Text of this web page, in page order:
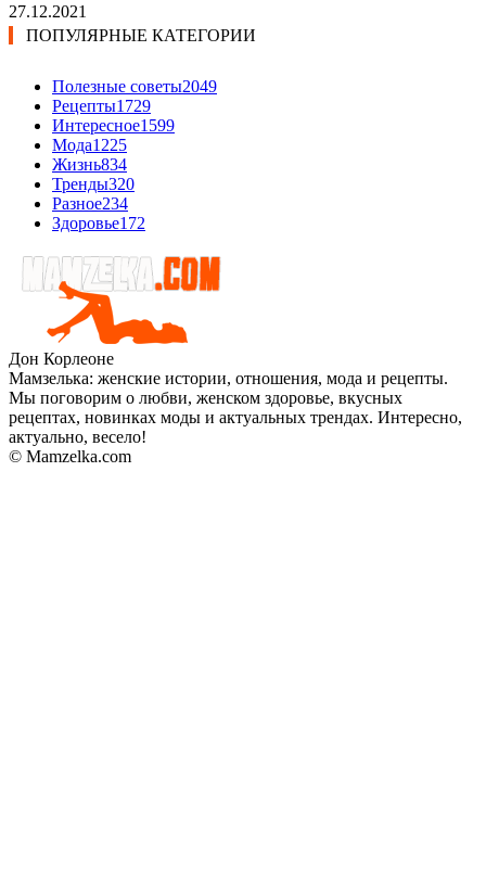
27.12.2021
ПОПУЛЯРНЫЕ КАТЕГОРИИ
Полезные советы2049
Рецепты1729
Интересное1599
Мода1225
Жизнь834
Тренды320
Разное234
Здоровье172
Дон Корлеоне
Мамзелька: женские истории, отношения, мода и рецепты.
Мы поговорим о любви, женском здоровье, вкусных
рецептах, новинках моды и актуальных трендах. Интересно,
актуально, весело!
© Mamzelka.com